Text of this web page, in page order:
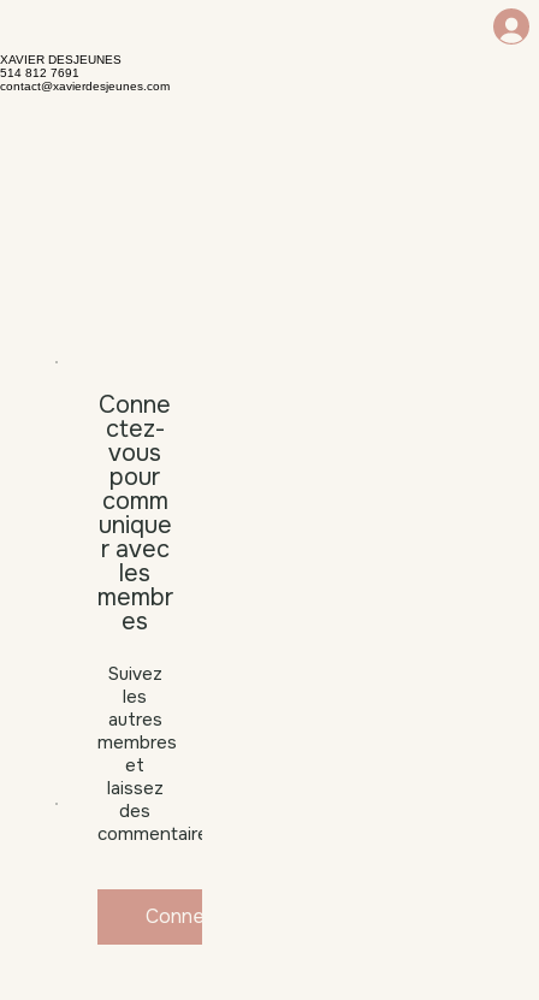
XAVIER DESJEUNES
514 812 7691
contact@xavierdesjeunes.com
Conne
ctez-
vous
pour
comm
unique
r avec
les
membr
es
Suivez
les
autres
membres
et
laissez
des
commentaires.
Connexion